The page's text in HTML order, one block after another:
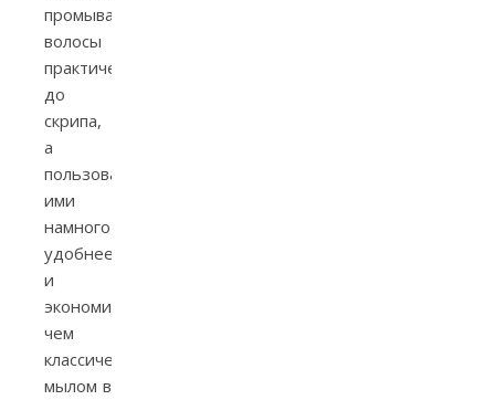
промывают
волосы
практически
до
скрипа,
а
пользоваться
ими
намного
удобнее
и
экономичнее,
чем
классическим
мылом в